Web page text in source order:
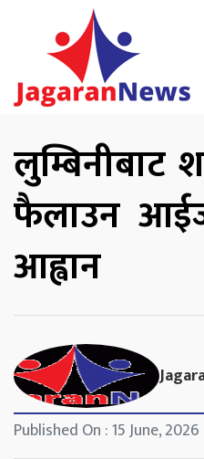
लुम्बिनीबाट
फैलाउन
आह्वान
Published On : 15 June,